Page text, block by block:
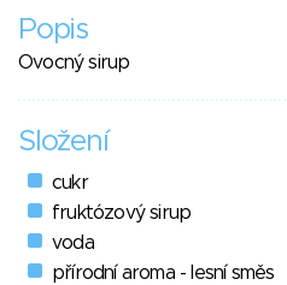
Popis
Ovocný sirup
Složení
cukr
fruktózový sirup
voda
přírodní aroma - lesní směs